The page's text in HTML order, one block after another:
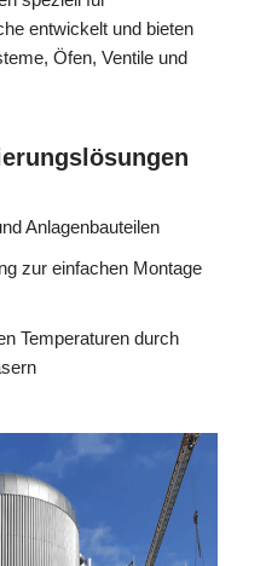
entwickelt und bieten
Öfen, Ventile und
Anlagenbauteilen
zur einfachen Montage
Temperaturen durch